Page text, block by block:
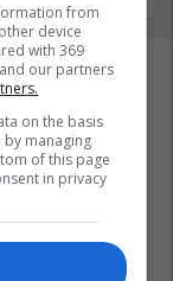
from
device
with 369
our partners
on the basis
managing
of this page
in privacy